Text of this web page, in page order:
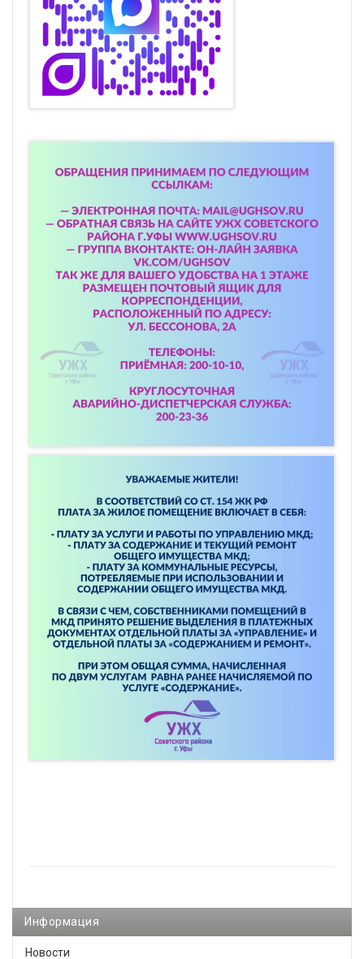
Информация
Новости